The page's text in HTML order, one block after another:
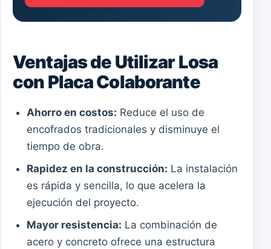
Ventajas de Utilizar Losa
con Placa Colaborante
Ahorro en costos: Reduce el uso de
encofrados tradicionales y disminuye el
tiempo de obra.
Rapidez en la construcción: La instalación
es rápida y sencilla, lo que acelera la
ejecución del proyecto.
Mayor resistencia: La combinación de
acero y concreto ofrece una estructura